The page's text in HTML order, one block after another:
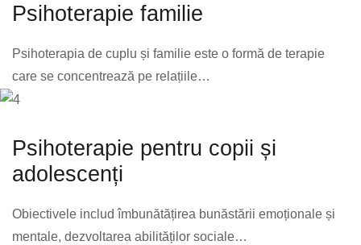
Psihoterapie familie
Psihoterapia de cuplu și familie este o formă de terapie
care se concentrează pe relațiile…
Psihoterapie pentru copii și
adolescenți
Obiectivele includ îmbunătățirea bunăstării emoționale și
mentale, dezvoltarea abilităților sociale…